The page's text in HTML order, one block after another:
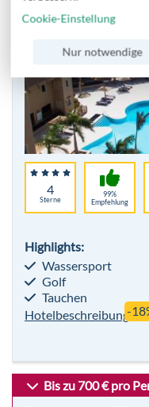
Highlights:
Wassersport
Golf
Tauchen
Hotelbeschreibung
Bis zu 700 € pro
TUI MAGIC LIFE
Kalabrien All
Cookie-Einstellung
Nur notwendige